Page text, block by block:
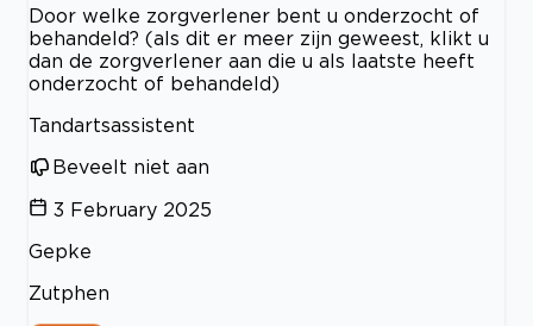
Door welke zorgverlener bent u onderzocht of
behandeld? (als dit er meer zijn geweest, klikt u
dan de zorgverlener aan die u als laatste heeft
onderzocht of behandeld)
Tandartsassistent
Beveelt niet aan
3 February 2025
Gepke
Zutphen